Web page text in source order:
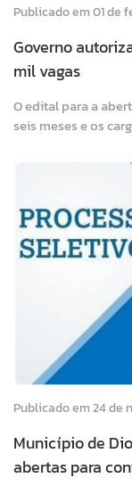
Publicado em 01 de
Governo
mil vagas
O edital para a
seis meses e os
Publicado em 24 de
Município de
abertas para